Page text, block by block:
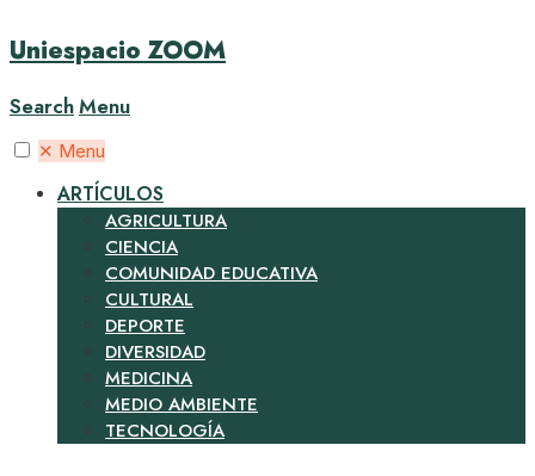
Uniespacio ZOOM
SearchMenu
✕ Menu
ARTÍCULOS
AGRICULTURA
CIENCIA
COMUNIDAD EDUCATIVA
CULTURAL
DEPORTE
DIVERSIDAD
MEDICINA
MEDIO AMBIENTE
TECNOLOGÍA